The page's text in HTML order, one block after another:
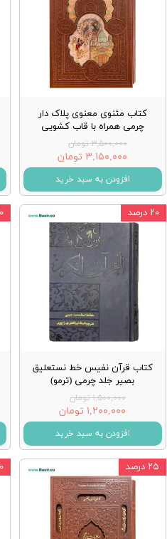
کتاب مثنوی معنوی پلاک دار
چرمی همراه با قاب کشویی
۳,۵۰۰,۰۰۰ تومان
۳,۱۵۰,۰۰۰ تومان
افزودن به سبد خرید
کتاب قرآن نفیس خط نستعلیق
بصیر جلد چرمی (ترمو)
۱,۵۰۰,۰۰۰ تومان
۱,۲۰۰,۰۰۰ تومان
افزودن به سبد خرید
۲۰ درصد
۲۵ درصد